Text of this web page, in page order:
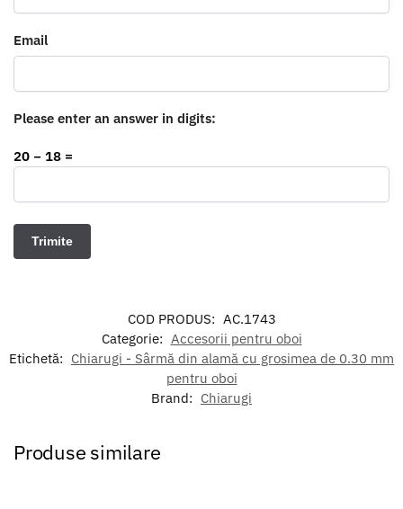
Email
Please enter an answer in digits:
20 − 18 =
COD PRODUS: AC.1743
Categorie: Accesorii pentru oboi
Etichetă: Chiarugi - Sârmă din alamă cu grosimea de 0.30 mm
pentru oboi
Brand: Chiarugi
Produse similare